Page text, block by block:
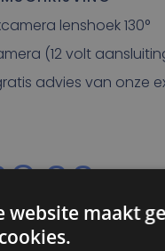
lenshoek 130°
(12 volt
advies van onze
prijzen zijn exclusief
website maakt